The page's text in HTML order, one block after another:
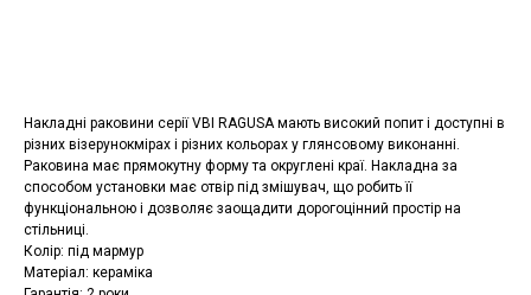
Накладні раковини серії VBI RAGUSA мають високий попит і доступні в
різних візерунокмірах і різних кольорах у глянсовому виконанні.
Раковина має прямокутну форму та округлені краї. Накладна за
способом установки має отвір під змішувач, що робить її
функціональною і дозволяє заощадити дорогоцінний простір на
стільниці.
Колір: під мармур
Матеріал: кераміка